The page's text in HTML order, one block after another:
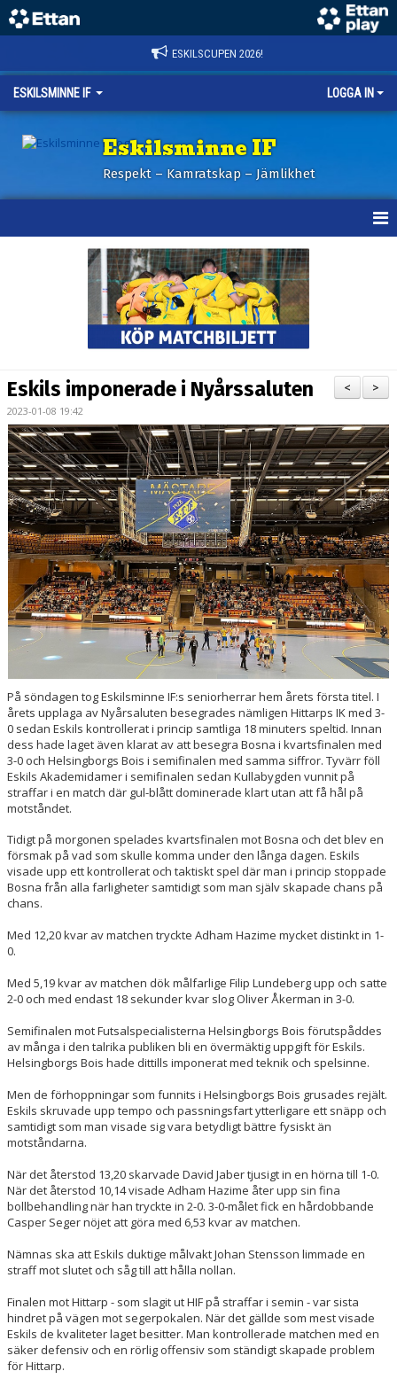
ESKILSCUPEN 2026!
ESKILSMINNE IF LOGGA IN
Eskilsminne IF
Respekt – Kamratskap – Jämlikhet
BILDER ESKILSCUPEN
PARTNERS
KALENDER
LOKALBOKNING
DOKUMENT/FILER
MEDLEMSKAP
ESKILS LOVFOTBOLL
BILJETTER
MEDLEMSFÖRMÅNER
>
<
Eskils imponerade i Nyårssaluten
2023-01-08 19:42
På söndagen tog Eskilsminne IF:s seniorherrar hem årets första titel. I
årets upplaga av Nyårsaluten besegrades nämligen Hittarps IK med 3-
0 sedan Eskils kontrollerat i princip samtliga 18 minuters speltid. Innan
dess hade laget även klarat av att besegra Bosna i kvartsfinalen med
3-0 och Helsingborgs Bois i semifinalen med samma siffror. Tyvärr föll
Eskils Akademidamer i semifinalen sedan Kullabygden vunnit på
straffar i en match där gul-blått dominerade klart utan att få hål på
motståndet.
Tidigt på morgonen spelades kvartsfinalen mot Bosna och det blev en
försmak på vad som skulle komma under den långa dagen. Eskils
visade upp ett kontrollerat och taktiskt spel där man i princip stoppade
Bosna från alla farligheter samtidigt som man själv skapade chans på
chans.
Med 12,20 kvar av matchen tryckte Adham Hazime mycket distinkt in 1-
0.
Med 5,19 kvar av matchen dök målfarlige Filip Lundeberg upp och satte
2-0 och med endast 18 sekunder kvar slog Oliver Åkerman in 3-0.
Semifinalen mot Futsalspecialisterna Helsingborgs Bois förutspåddes
av många i den talrika publiken bli en övermäktig uppgift för Eskils.
Helsingborgs Bois hade dittills imponerat med teknik och spelsinne.
Men de förhoppningar som funnits i Helsingborgs Bois grusades rejält.
Eskils skruvade upp tempo och passningsfart ytterligare ett snäpp och
samtidigt som man visade sig vara betydligt bättre fysiskt än
motståndarna.
När det återstod 13,20 skarvade David Jaber tjusigt in en hörna till 1-0.
När det återstod 10,14 visade Adham Hazime åter upp sin fina
bollbehandling när han tryckte in 2-0. 3-0-målet fick en hårdobbande
Casper Seger nöjet att göra med 6,53 kvar av matchen.
Nämnas ska att Eskils duktige målvakt Johan Stensson limmade en
straff mot slutet och såg till att hålla nollan.
Finalen mot Hittarp - som slagit ut HIF på straffar i semin - var sista
hindret på vägen mot segerpokalen. När det gällde som mest visade
Eskils de kvaliteter laget besitter. Man kontrollerade matchen med en
säker defensiv och en rörlig offensiv som ständigt skapade problem
för Hittarp.